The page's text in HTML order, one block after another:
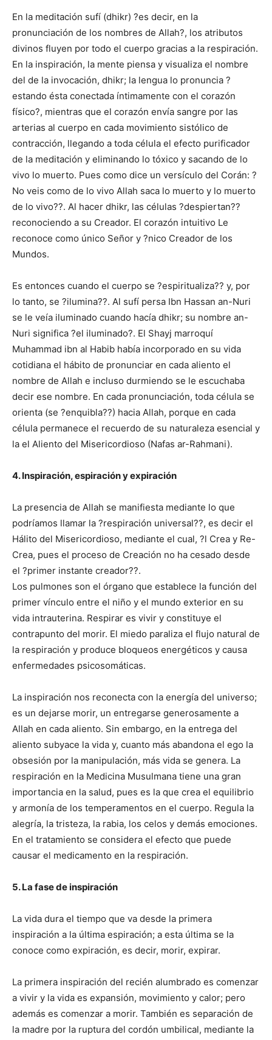
En la meditación sufí (dhikr) ?es decir, en la
pronunciación de los nombres de Allah?, los atributos
divinos fluyen por todo el cuerpo gracias a la respiración.
En la inspiración, la mente piensa y visualiza el nombre
del de la invocación, dhikr; la lengua lo pronuncia ?
estando ésta conectada íntimamente con el corazón
físico?, mientras que el corazón envía sangre por las
arterias al cuerpo en cada movimiento sistólico de
contracción, llegando a toda célula el efecto purificador
de la meditación y eliminando lo tóxico y sacando de lo
vivo lo muerto. Pues como dice un versículo del Corán: ?
No veis como de lo vivo Allah saca lo muerto y lo muerto
de lo vivo??. Al hacer dhikr, las células ?despiertan??
reconociendo a su Creador. El corazón intuitivo Le
reconoce como único Señor y ?nico Creador de los
Mundos.
Es entonces cuando el cuerpo se ?espiritualiza?? y, por
lo tanto, se ?ilumina??. Al sufí persa Ibn Hassan an-Nuri
se le veía iluminado cuando hacía dhikr; su nombre an-
Nuri significa ?el iluminado?. El Shayj marroquí
Muhammad ibn al Habib había incorporado en su vida
cotidiana el hábito de pronunciar en cada aliento el
nombre de Allah e incluso durmiendo se le escuchaba
decir ese nombre. En cada pronunciación, toda célula se
orienta (se ?enquibla??) hacia Allah, porque en cada
célula permanece el recuerdo de su naturaleza esencial y
la el Aliento del Misericordioso (Nafas ar-Rahmani).
4. Inspiración, espiración y expiración
La presencia de Allah se manifiesta mediante lo que
podríamos llamar la ?respiración universal??, es decir el
Hálito del Misericordioso, mediante el cual, ?l Crea y Re-
Crea, pues el proceso de Creación no ha cesado desde
el ?primer instante creador??.
Los pulmones son el órgano que establece la función del
primer vínculo entre el niño y el mundo exterior en su
vida intrauterina. Respirar es vivir y constituye el
contrapunto del morir. El miedo paraliza el flujo natural de
la respiración y produce bloqueos energéticos y causa
enfermedades psicosomáticas.
La inspiración nos reconecta con la energía del universo;
es un dejarse morir, un entregarse generosamente a
Allah en cada aliento. Sin embargo, en la entrega del
aliento subyace la vida y, cuanto más abandona el ego la
obsesión por la manipulación, más vida se genera. La
respiración en la Medicina Musulmana tiene una gran
importancia en la salud, pues es la que crea el equilibrio
y armonía de los temperamentos en el cuerpo. Regula la
alegría, la tristeza, la rabia, los celos y demás emociones.
En el tratamiento se considera el efecto que puede
causar el medicamento en la respiración.
5. La fase de inspiración
La vida dura el tiempo que va desde la primera
inspiración a la última espiración; a esta última se la
conoce como expiración, es decir, morir, expirar.
La primera inspiración del recién alumbrado es comenzar
a vivir y la vida es expansión, movimiento y calor; pero
además es comenzar a morir. También es separación de
la madre por la ruptura del cordón umbilical, mediante la